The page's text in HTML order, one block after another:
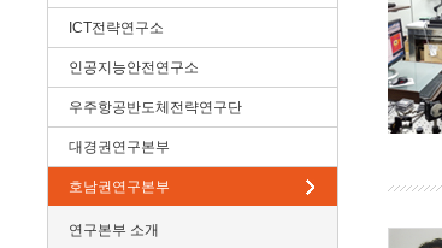
ICT전략연구소
인공지능안전연구소
우주항공반도체전략연구단
대경권연구본부
호남권연구본부
연구본부 소개